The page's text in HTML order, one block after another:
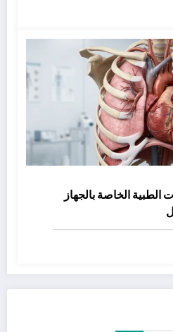
الطبية الخاصة بالجهاز